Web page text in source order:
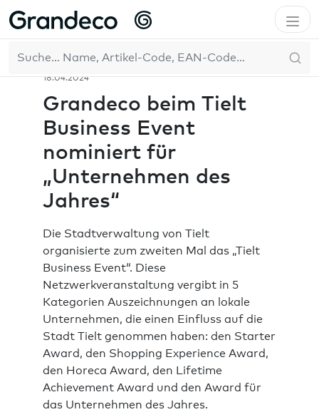
Home Das Unternehmen
„Unternehmen des Jahres“
18.04.2024
Grandeco beim Tielt
Business Event
nominiert für
„Unternehmen des
Jahres“
Die Stadtverwaltung von Tielt
organisierte zum zweiten Mal das „Tielt
Business Event“. Diese
Netzwerkveranstaltung vergibt in 5
Kategorien Auszeichnungen an lokale
Unternehmen, die einen Einfluss auf die
Stadt Tielt genommen haben: den Starter
Award, den Shopping Experience Award,
den Horeca Award, den Lifetime
Achievement Award und den Award für
das Unternehmen des Jahres.